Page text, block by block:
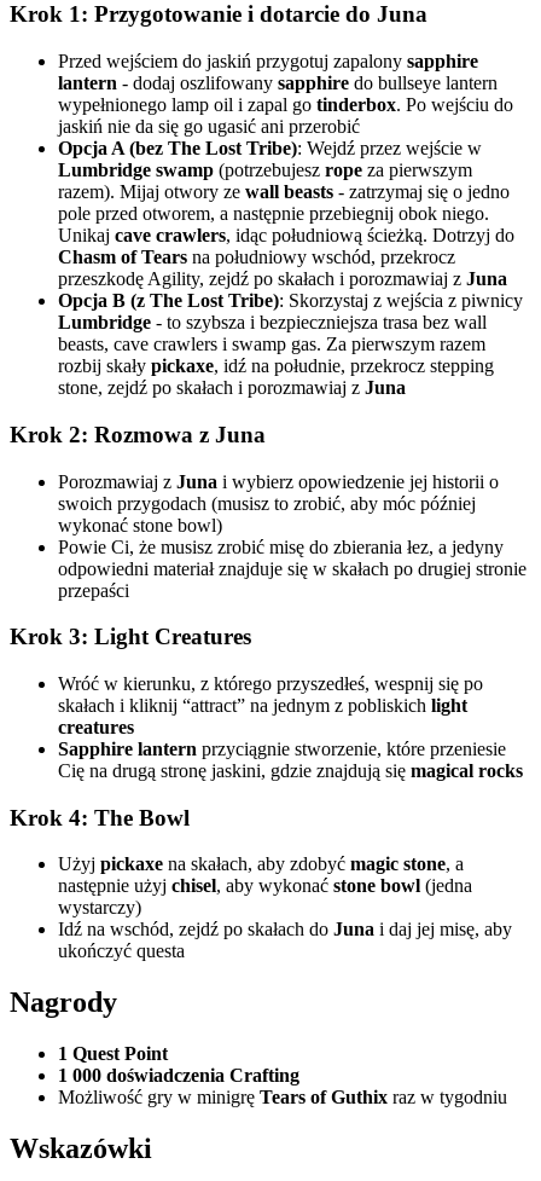
Krok 1: Przygotowanie i dotarcie do Juna
Przed wejściem do jaskiń przygotuj zapalony sapphire
lantern - dodaj oszlifowany sapphire do bullseye lantern
wypełnionego lamp oil i zapal go tinderbox. Po wejściu do
jaskiń nie da się go ugasić ani przerobić
Opcja A (bez The Lost Tribe): Wejdź przez wejście w
Lumbridge swamp (potrzebujesz rope za pierwszym
razem). Mijaj otwory ze wall beasts - zatrzymaj się o jedno
pole przed otworem, a następnie przebiegnij obok niego.
Unikaj cave crawlers, idąc południową ścieżką. Dotrzyj do
Chasm of Tears na południowy wschód, przekrocz
przeszkodę Agility, zejdź po skałach i porozmawiaj z Juna
Opcja B (z The Lost Tribe): Skorzystaj z wejścia z piwnicy
Lumbridge - to szybsza i bezpieczniejsza trasa bez wall
beasts, cave crawlers i swamp gas. Za pierwszym razem
rozbij skały pickaxe, idź na południe, przekrocz stepping
stone, zejdź po skałach i porozmawiaj z Juna
Krok 2: Rozmowa z Juna
Porozmawiaj z Juna i wybierz opowiedzenie jej historii o
swoich przygodach (musisz to zrobić, aby móc później
wykonać stone bowl)
Powie Ci, że musisz zrobić misę do zbierania łez, a jedyny
odpowiedni materiał znajduje się w skałach po drugiej stronie
przepaści
Krok 3: Light Creatures
Wróć w kierunku, z którego przyszedłeś, wespnij się po
skałach i kliknij “attract” na jednym z pobliskich light
creatures
Sapphire lantern przyciągnie stworzenie, które przeniesie
Cię na drugą stronę jaskini, gdzie znajdują się magical rocks
Krok 4: The Bowl
Użyj pickaxe na skałach, aby zdobyć magic stone, a
następnie użyj chisel, aby wykonać stone bowl (jedna
wystarczy)
Idź na wschód, zejdź po skałach do Juna i daj jej misę, aby
ukończyć questa
Nagrody
1 Quest Point
1 000 doświadczenia Crafting
Możliwość gry w minigrę Tears of Guthix raz w tygodniu
Wskazówki